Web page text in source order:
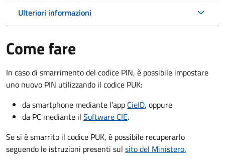
Ulteriori informazioni
Come fare
In caso di smarrimento del codice PIN, è possibile impostare
uno nuovo PIN utilizzando il codice PUK:
da smartphone mediante l’app CieID, oppure
da PC mediante il Software CIE.
Se si è smarrito il codice PUK, è possibile recuperarlo
seguendo le istruzioni presenti sul sito del Ministero.